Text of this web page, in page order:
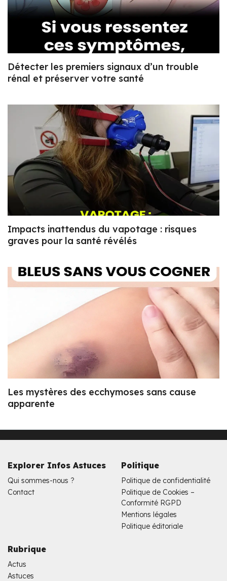
Détecter les premiers signaux d’un trouble
rénal et préserver votre santé
Impacts inattendus du vapotage : risques
graves pour la santé révélés
Les mystères des ecchymoses sans cause
apparente
Explorer Infos Astuces
Qui sommes-nous ?
Contact
Politique
Politique de confidentialité
Politique de Cookies –
Conformité RGPD
Mentions légales
Politique éditoriale
Rubrique
Actus
Astuces